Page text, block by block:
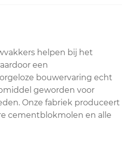
helpen bij het
een
bouwervaring echt
geworden voor
Onze fabriek produceert
cementblokmolen en alle